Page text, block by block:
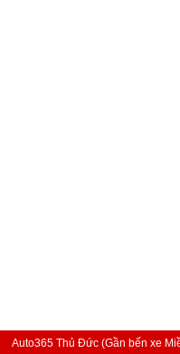
Auto365 Thủ Đức (Gần bến xe